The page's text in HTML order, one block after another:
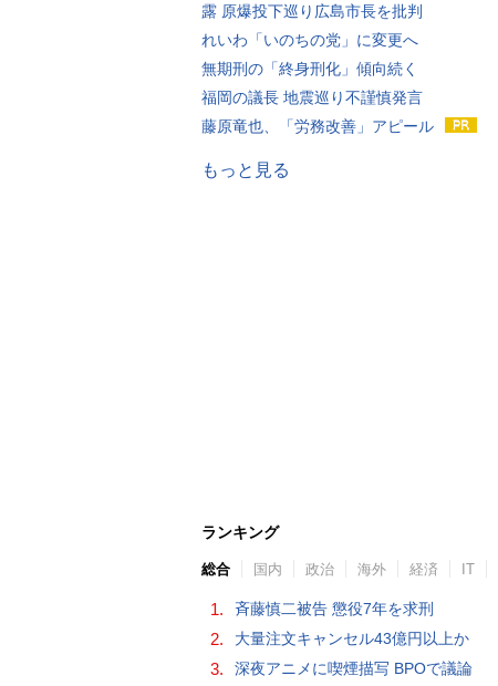
露 原爆投下巡り広島市長を批判
れいわ「いのちの党」に変更へ
無期刑の「終身刑化」傾向続く
福岡の議長 地震巡り不謹慎発言
藤原竜也、「労務改善」アピール
もっと見る
ランキング
総合 国内 政治 海外 経済 IT
1. 斉藤慎二被告 懲役7年を求刑
2. 大量注文キャンセル43億円以上か
3. 深夜アニメに喫煙描写 BPOで議論